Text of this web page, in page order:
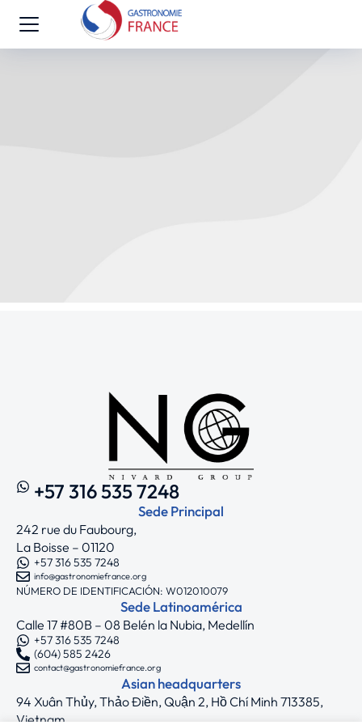
+57 316 535 7248
Sede Principal
242 rue du Faubourg,
La Boisse – 01120
+57 316 535 7248
info@gastronomiefrance.org
NÚMERO DE IDENTIFICACIÓN: W012010079
Sede Latinoamérica
Calle 17 #80B – 08 Belén la Nubia, Medellín
+57 316 535 7248
(604) 585 2426
contact@gastronomiefrance.org
Asian headquarters
94 Xuân Thủy, Thảo Điền, Quận 2, Hồ Chí Minh 713385,
Vietnam